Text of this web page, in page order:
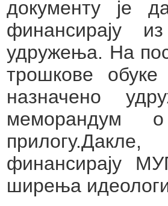
документу је
финансирају
удружења. На
трошкове
назначено
меморандум
финансирају
ширења